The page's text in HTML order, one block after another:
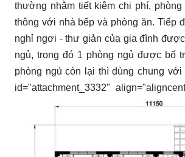
thường nhằm tiết kiệm chi phí,
thông với nhà bếp và phòng ăn. Tiếp
nghỉ ngơi - thư giản của gia đình
ngủ, trong đó 1 phòng ngủ được bố
phòng ngủ còn lại thì dùng chung với
id="attachment_3332"